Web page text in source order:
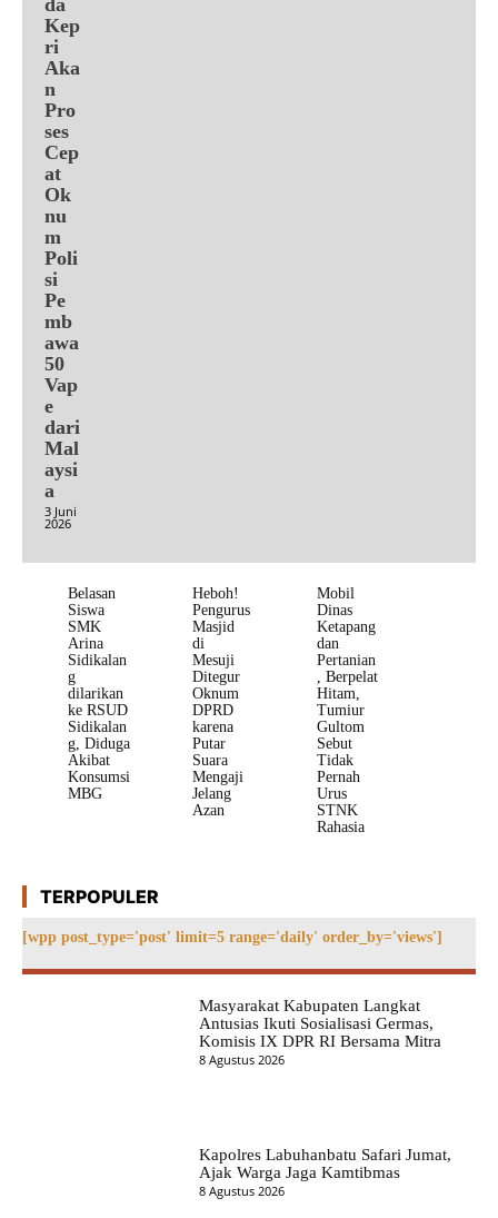
Kep
ri
Aka
n
Pro
ses
Cep
at
Ok
nu
m
Poli
si
Pe
mb
awa
50
Vap
e
dari
Mal
aysi
a
3 Juni
2026
Belasan
Siswa
SMK
Arina
Sidikalan
g
dilarikan
ke RSUD
Sidikalan
g, Diduga
Akibat
Konsumsi
MBG
Heboh!
Pengurus
Masjid
di
Mesuji
Ditegur
Oknum
DPRD
karena
Putar
Suara
Mengaji
Jelang
Azan
Mobil
Dinas
Ketapang
dan
Pertanian
, Berpelat
Hitam,
Tumiur
Gultom
Sebut
Tidak
Pernah
Urus
STNK
Rahasia
TERPOPULER
[wpp post_type='post' limit=5 range='daily' order_by='views']
Masyarakat Kabupaten Langkat
Antusias Ikuti Sosialisasi Germas,
Komisis IX DPR RI Bersama Mitra
8 Agustus 2026
Kapolres Labuhanbatu Safari Jumat,
Ajak Warga Jaga Kamtibmas
8 Agustus 2026